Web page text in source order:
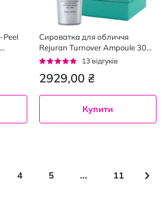
Peel
250
Сироватка для обличчя
Rejuran Turnover Ampoule 30
мл
Рейтинг:
13 відгуків
2929,00 ₴
Купити
page
Сторінка
4 Сторінка
5 ... Сторінка
11